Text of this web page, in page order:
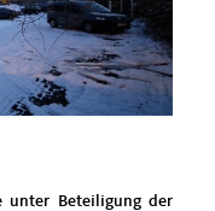
unter Beteiligung der